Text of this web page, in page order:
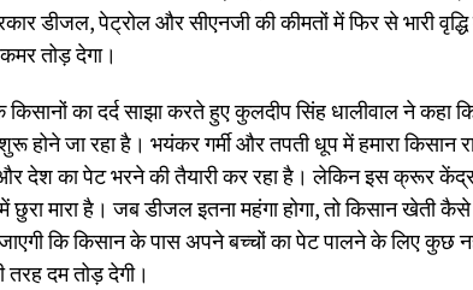
डीजल, पेट्रोल और सीएनजी की कीमतों में फिर से भारी वृद्धि
तोड़ देगा।
का दर्द साझा करते हुए कुलदीप सिंह धालीवाल ने
होने जा रहा है। भयंकर गर्मी और तपती धूप में हमारा
देश का पेट भरने की तैयारी कर रहा है। लेकिन इस क्रूर
छुरा मारा है। जब डीजल इतना महंगा होगा, तो किसान खेती
कि किसान के पास अपने बच्चों का पेट पालने के लिए
तरह दम तोड़ देगी।